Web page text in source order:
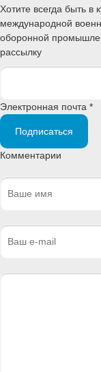
Хотите всегда быть в
международной
оборонной
рассылку
Электронная почта *
Подписаться
Комментарии